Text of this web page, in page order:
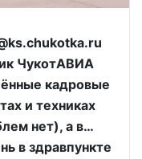
ЧукотАВИА
кадровые
и техниках
нет), а в…
в здравпункте